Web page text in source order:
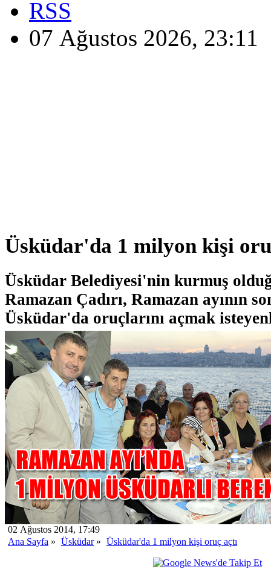
RSS
07 Ağustos 2026, 23:11
Üsküdar'da 1 milyon kişi
Üsküdar Belediyesi'nin kurmuş
Ramazan Çadırı, Ramazan ayının
Üsküdar'da oruçlarını açmak
02 Ağustos 2014, 17:49
Ana Sayfa » Üsküdar» Üsküdar'da 1 milyon kişi oruç açtı